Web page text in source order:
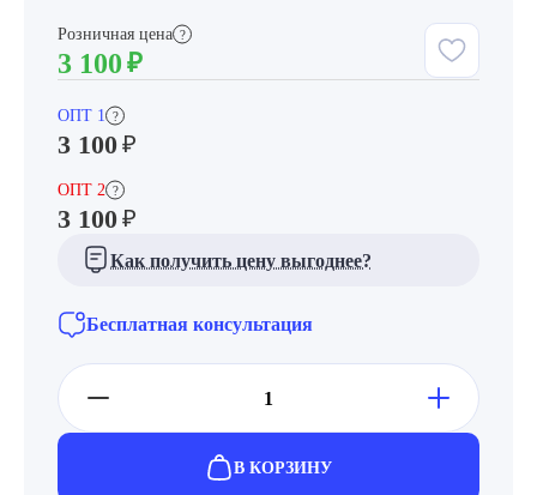
Розничная цена ?
3 100 ₽
ОПТ 1 ?
3 100₽
ОПТ 2 ?
3 100₽
Как получить цену выгоднее?
Бесплатная консультация
В КОРЗИНУ